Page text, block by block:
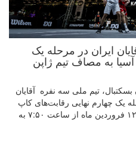
ایران در مرحله یک
به مصاف تیم ژاپن
تیم ملی سه نفره آقایان
یک چهارم نهایی رقابت‌های کاپ
آسیا صعود کرده است، روز یکشنبه ۱۲ فروردین ماه از ساعت ۷:۵۰ به